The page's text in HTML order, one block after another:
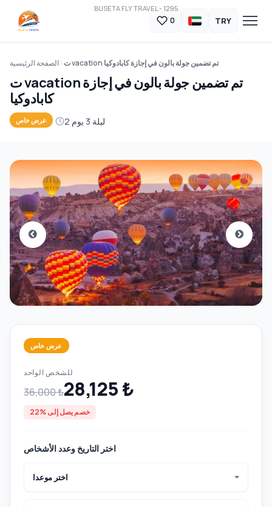
BUSETA FLY TRAVEL - 1295
0 TRY
الصفحة الرئيسية ت vacation تم تضمين جولة بالون في إجازة كابادوكيا
ت vacation تم تضمين جولة بالون في إجازة
كابادوكيا
عرض خاص 2 ليلة 3 يوم
عرض خاص
للشخص الواحد
36,000 ₺28,125 ₺
خصم يصل إلى %22
اختر التاريخ وعدد الأشخاص
اختر موعدا